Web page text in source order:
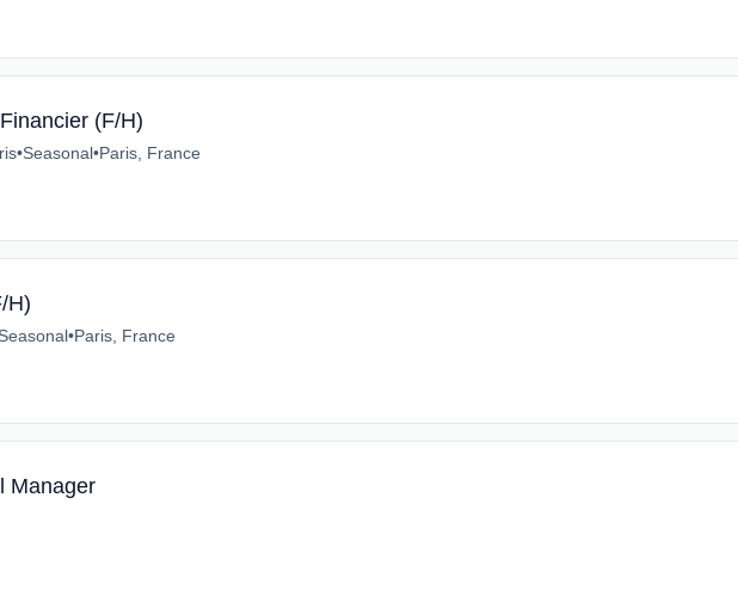
(F/H)
•Seasonal•Paris, France
H)
Seasonal•Paris, France
Manager